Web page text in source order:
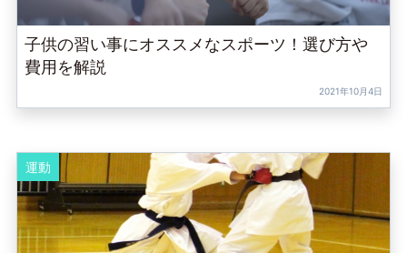
子供の習い事にオススメなスポーツ！選び方や
費用を解説
2021年10月4日
運動